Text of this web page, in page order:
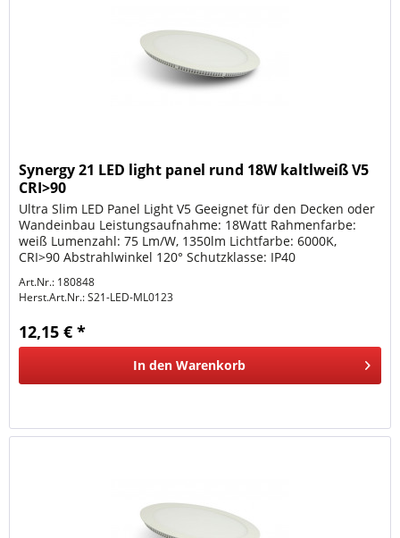
Synergy 21 LED light panel rund 18W kaltlweiß V5
CRI>90
Ultra Slim LED Panel Light V5 Geeignet für den Decken oder
Wandeinbau Leistungsaufnahme: 18Watt Rahmenfarbe:
weiß Lumenzahl: 75 Lm/W, 1350lm Lichtfarbe: 6000K,
CRI>90 Abstrahlwinkel 120° Schutzklasse: IP40
Art.Nr.: 180848
Herst.Art.Nr.:S21-LED-ML0123
12,15 € *
In den Warenkorb